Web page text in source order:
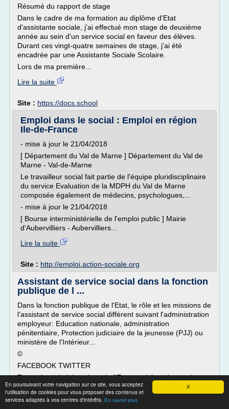
X
En poursuivant votre navigation sur ce site, vous acceptez
l'utilisation de cookies pour vous proposer des contenus et
services adaptés à vos centres d'intérêts. En savoir plus
Résumé du rapport de stage
Dans le cadre de ma formation au diplôme d'Etat
d'assistante sociale, j'ai effectué mon stage de deuxième
année au sein d'un service social en faveur des élèves.
Durant ces vingt-quatre semaines de stage, j'ai été
encadrée par une Assistante Sociale Scolaire.
Lors de ma première...
Lire la suite
Site : https://docs.school
Emploi dans le social : Emploi en région
Ile-de-France
- mise à jour le 21/04/2018
[ Département du Val de Marne ] Département du Val de
Marne - Val-de-Marne
Le travailleur social fait partie de l'équipe pluridisciplinaire
du service Evaluation de la MDPH du Val de Marne
composée également de médecins, psychologues,...
- mise à jour le 21/04/2018
[ Bourse interministérielle de l'emploi public ] Mairie
d'Aubervilliers - Aubervilliers...
Lire la suite
Site : http://emploi.action-sociale.org
Assistant de service social dans la fonction
publique de l ...
Dans la fonction publique de l'Etat, le rôle et les missions de
l'assistant de service social diffèrent suivant l'administration
employeur: Education nationale, administration
pénitentiaire, Protection judiciaire de la jeunesse (PJJ) ou
ministère de l'Intérieur...
©
FACEBOOK TWITTER
Toutes les administrations de l'Etat emploient des assistants
de service social (ASS) au sein de leurs...
Lire la suite